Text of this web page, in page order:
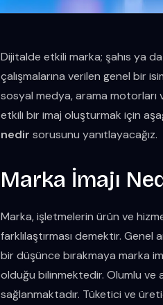
Dijitalde etkili marka; şahıs ya
çalışmalarına verilen genel bir
sosyal medya, arama motorları
etkili bir imaj oluşturmak için
nedir sorusunu yanıtlayacağız.
Marka İmajı
Marka, işletmelerin ürün ve
farklılaştırması demektir.
bir düşünce bırakmaya marka
olduğu bilinmektedir. Olumlu ve
sağlanmaktadır. Tüketici ve